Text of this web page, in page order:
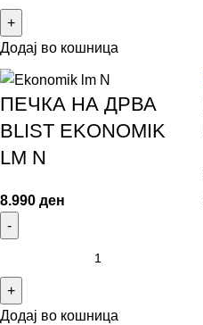
Додај во кошница
ПЕЧКА НА ДРВА
BLIST EKONOMIK
LM N
8.990 ден
Додај во кошница